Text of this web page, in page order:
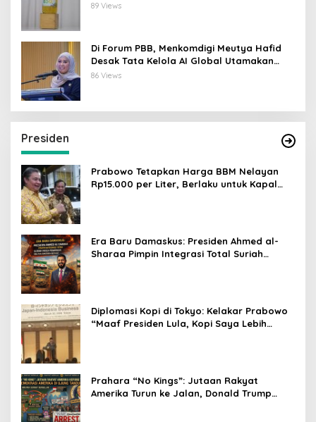
89 Views
Di Forum PBB, Menkomdigi Meutya Hafid
Desak Tata Kelola AI Global Utamakan
Perlindungan Anak
86 Views
Presiden
Prabowo Tetapkan Harga BBM Nelayan
Rp15.000 per Liter, Berlaku untuk Kapal
Era Baru Damaskus: Presiden Ahmed al-
Sharaa Pimpin Integrasi Total Suriah
Diplomasi Kopi di Tokyo: Kelakar Prabowo
“Maaf Presiden Lula, Kopi Saya Lebih
Prahara “No Kings”: Jutaan Rakyat
Amerika Turun ke Jalan, Donald Trump